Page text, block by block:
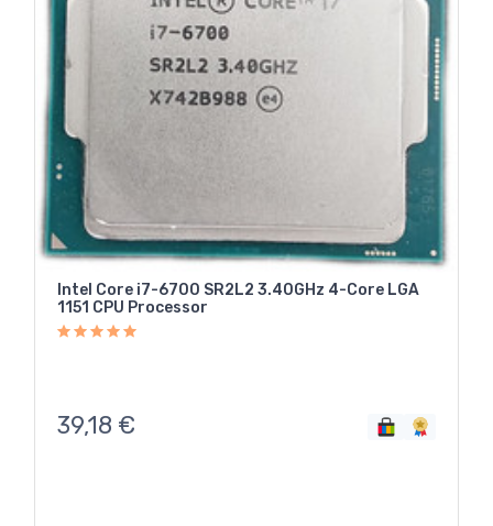
Intel Core i7-6700 SR2L2 3.40GHz 4-Core LGA
1151 CPU Processor
39,18 €